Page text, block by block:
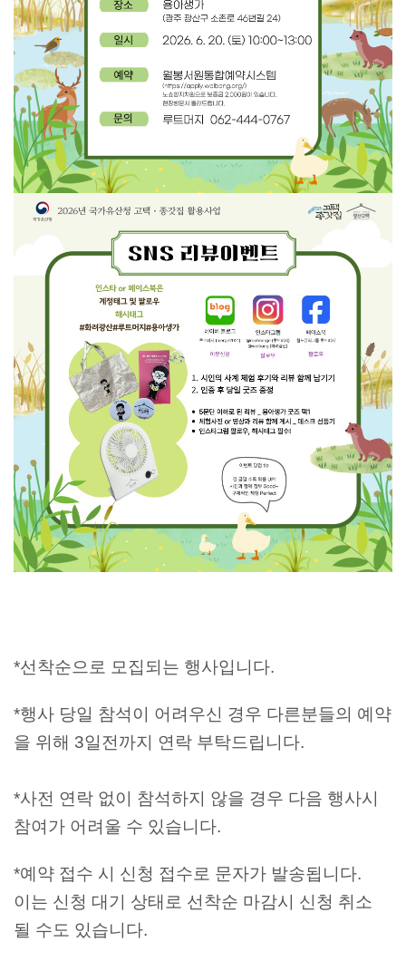
*선착순으로 모집되는 행사입니다.
*행사 당일 참석이 어려우신 경우 다른분들의 예약
을 위해 3일전까지 연락 부탁드립니다.
*사전 연락 없이 참석하지 않을 경우 다음 행사시
참여가 어려울 수 있습니다.
*예약 접수 시 신청 접수로 문자가 발송됩니다.
이는 신청 대기 상태로 선착순 마감시 신청 취소
될 수도 있습니다.